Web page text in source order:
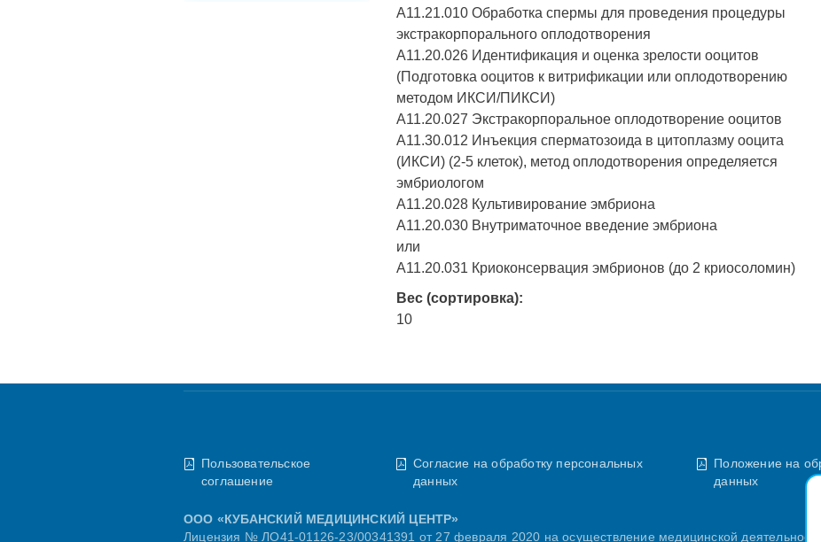
A11.21.010 Обработка спермы для проведения процедуры
экстракорпорального оплодотворения
A11.20.026 Идентификация и оценка зрелости ооцитов
(Подготовка ооцитов к витрификации или оплодотворению
методом ИКСИ/ПИКСИ)
A11.20.027 Экстракорпоральное оплодотворение ооцитов
A11.30.012 Инъекция сперматозоида в цитоплазму ооцита
(ИКСИ) (2-5 клеток), метод оплодотворения определяется
эмбриологом
A11.20.028 Культивирование эмбриона
A11.20.030 Внутриматочное введение эмбриона
или
A11.20.031 Криоконсервация эмбрионов (до 2 криосоломин)
Вес (сортировка):
10
Пользовательское
соглашение
Согласие на обработку персональных
данных
Положение на
данных
ООО «КУБАНСКИЙ МЕДИЦИНСКИЙ ЦЕНТР»
Лицензия № ЛО41-01126-23/00341391 от 27 февраля 2020 на осуществление медицинской деятельности